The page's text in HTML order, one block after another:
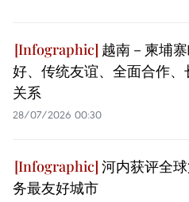
越南－柬埔
好、传统友谊、全面合作、
关系
28/07/2026 00:30
河内获评全
务最友好城市